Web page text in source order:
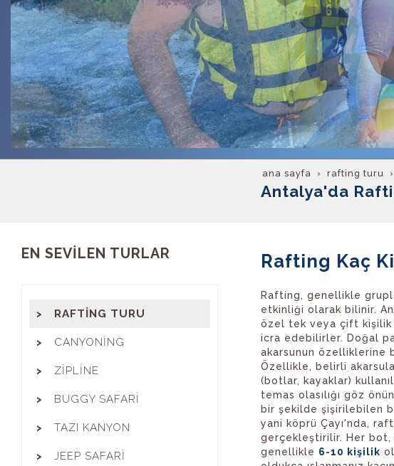
ana sayfa rafti̇ng turu
Antalya'da
Rafting Kaç
Rafting, genellikle
etkinliği olarak bilinir.
özel tek veya çift kişilik
icra edebilirler. Doğal
akarsunun özelliklerine
Özellikle, belirli
(botlar, kayaklar)
temas olasılığı göz
bir şekilde şişirilebilen
yani köprü Çayı'nda,
gerçekleştirilir. Her bot,
genellikle 6-10 kişilik
EN SEVİLEN TURLAR
RAFTİNG TURU
CANYONİNG
ZİPLİNE
BUGGY SAFARİ
TAZI KANYON
JEEP SAFARİ